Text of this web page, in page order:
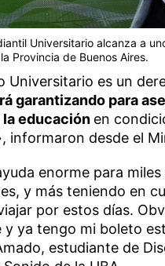
Universitario alcanza a
Provincia de Buenos Aires.
Universitario es un
garantizando para
la educación en
informaron desde el
enorme para miles
y más teniendo en
por estos días.
y ya tengo mi boleto
estudiante de